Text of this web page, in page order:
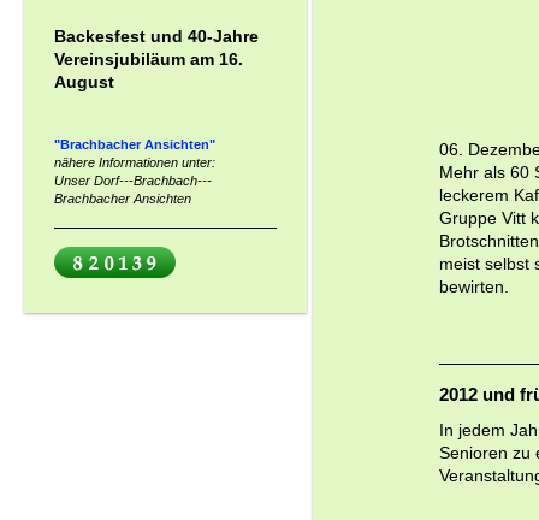
Backesfest und 40-Jahre
Vereinsjubiläum am 16.
August
"Brachbacher Ansichten"
nähere Informationen unter:
Unser Dorf---Brachbach---
Brachbacher Ansichten
06.
Mehr als 60
leckerem
Gruppe Vitt
meist selbst
bewirten.
2012 und
In jedem
Senioren zu